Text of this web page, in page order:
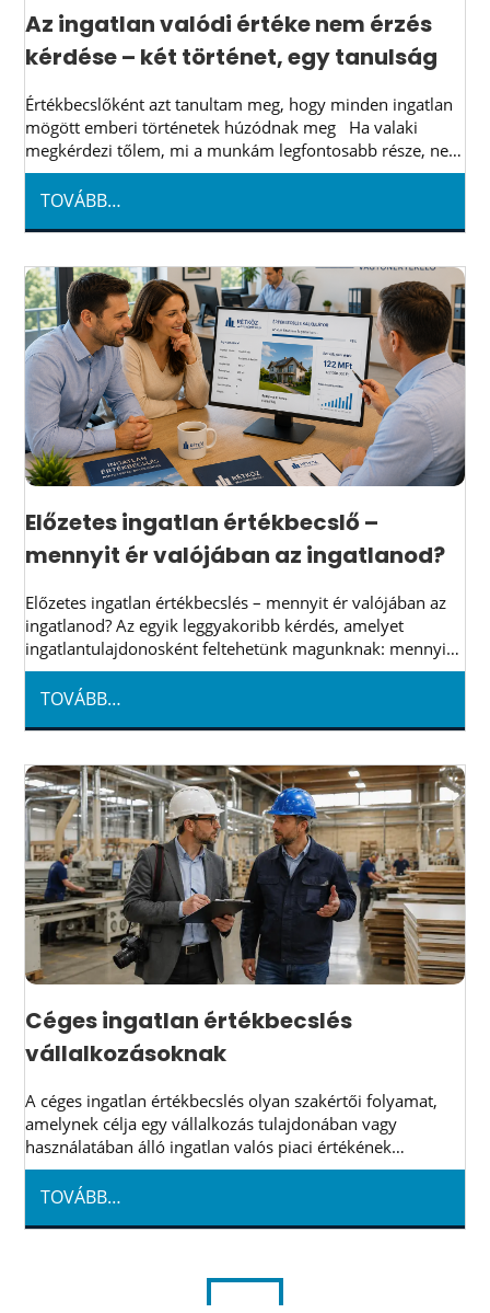
Az ingatlan valódi értéke nem érzés
kérdése – két történet, egy tanulság
Értékbecslőként azt tanultam meg, hogy minden ingatlan
mögött emberi történetek húzódnak meg Ha valaki
megkérdezi tőlem, mi a munkám legfontosabb része, nem
azt válaszolom, hogy ingatlanokat értékelek. Inkább azt,
hogy felelős…
TOVÁBB…
Előzetes ingatlan értékbecslő –
mennyit ér valójában az ingatlanod?
Előzetes ingatlan értékbecslés – mennyit ér valójában az
ingatlanod? Az egyik leggyakoribb kérdés, amelyet
ingatlantulajdonosként feltehetünk magunknak: mennyit
ér jelenleg a lakásom, házam vagy telkem? A válasz elsőre
egyszerűnek tűnik,…
TOVÁBB…
Céges ingatlan értékbecslés
vállalkozásoknak
A céges ingatlan értékbecslés olyan szakértői folyamat,
amelynek célja egy vállalkozás tulajdonában vagy
használatában álló ingatlan valós piaci értékének
meghatározása. Ide tartozhat iroda, üzlethelyiség,
telephely, raktár, ipari csarnok, logisztikai központ,
TOVÁBB…